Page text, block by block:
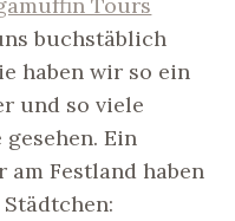
buchstäblich
haben wir so ein
und so viele
Ein
Festland haben